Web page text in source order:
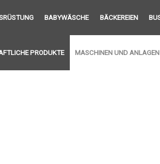
BABYWÄSCHE BÄCKEREIEN
PRODUKTE MASCHINEN UND ANLAGEN